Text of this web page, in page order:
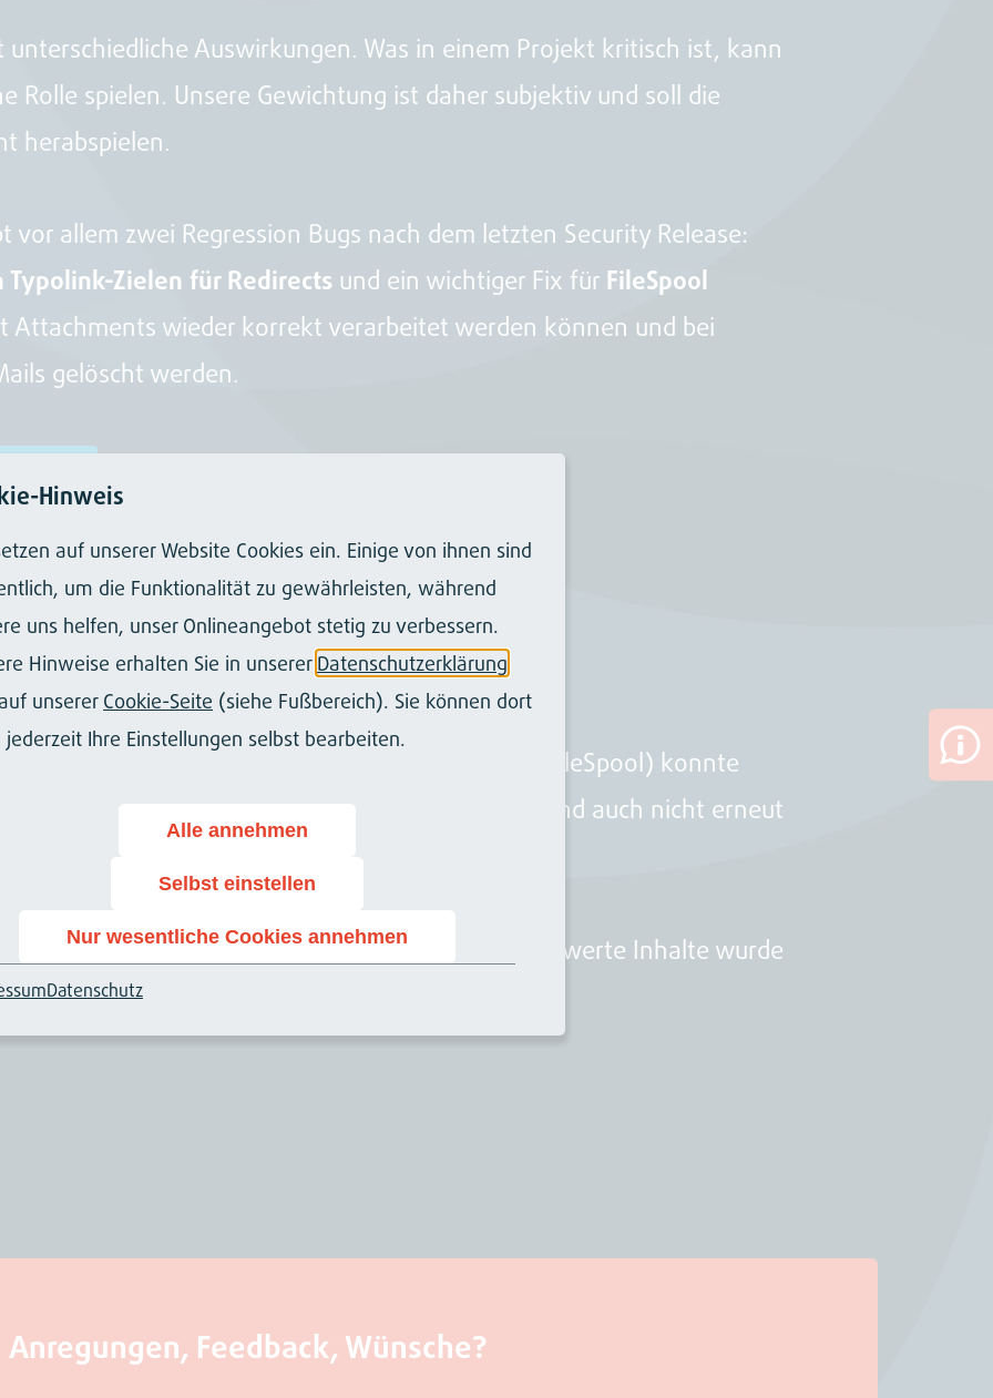
unterschiedliche Auswirkungen. Was in einem Projekt kritisch ist, kann
Rolle spielen. Unsere Gewichtung ist daher subjektiv und soll die
herabspielen.
vor allem zwei Regression Bugs nach dem letzten Security Release:
Typolink-Zielen für Redirects und ein wichtiger Fix für FileSpool
Attachments wieder korrekt verarbeitet werden können und bei
gelöscht werden.
im Security-Fix für den datei-basierten Spooler (FileSpool) konnte
mit Attachments nicht zugestellt werden, und auch nicht erneut
von Typolinks als Redirect-Ziele für schützenswerte Inhalte wurde
Anregungen, Feedback, Wünsche?
Hinweis
auf unserer Website Cookies ein. Einige von ihnen sind
um die Funktionalität zu gewährleisten, während
uns helfen, unser Onlineangebot stetig zu verbessern.
Hinweise erhalten Sie in unserer Datenschutzerklärung
unserer Cookie-Seite (siehe Fußbereich). Sie können dort
jederzeit Ihre Einstellungen selbst bearbeiten.
Alle annehmen
Selbst einstellen
Nur wesentliche Cookies annehmen
Datenschutz